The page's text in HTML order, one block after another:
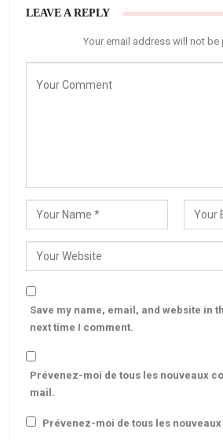
LEAVE A REPLY
Your email address will not be
Save my name, email, and website in
next time I comment.
Prévenez-moi de tous les nouveaux
mail.
Prévenez-moi de tous les